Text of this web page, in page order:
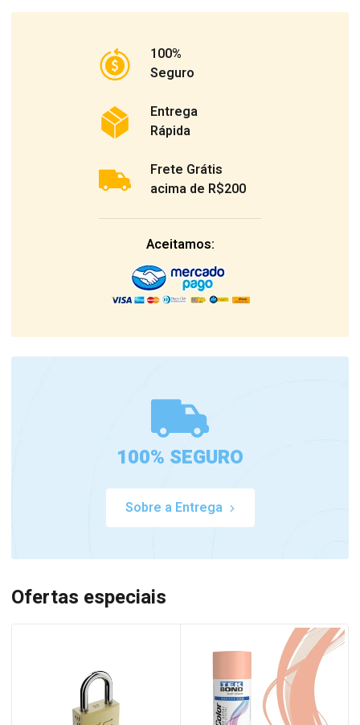
100%
Seguro
Entrega
Rápida
Frete Grátis
acima de R$200
Aceitamos:
100% SEGURO
Sobre a Entrega
Ofertas especiais